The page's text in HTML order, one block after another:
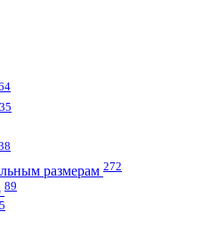
размерам 272
89